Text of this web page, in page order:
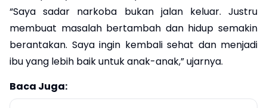
“Saya sadar narkoba bukan jalan keluar. Justru
membuat masalah bertambah dan hidup semakin
berantakan. Saya ingin kembali sehat dan menjadi
ibu yang lebih baik untuk anak-anak,” ujarnya.
Baca Juga: